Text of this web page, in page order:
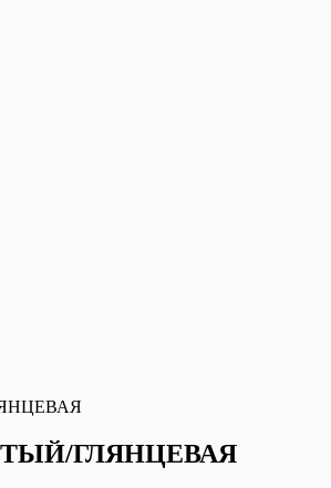
ГЛЯНЦЕВАЯ